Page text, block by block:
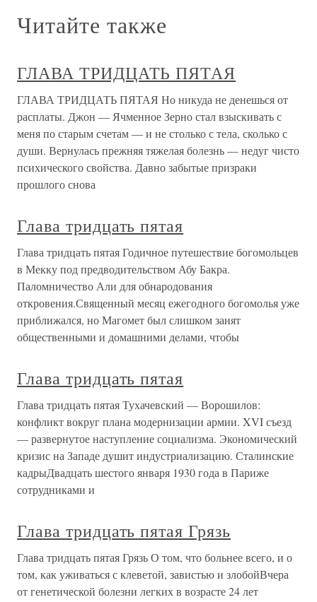
Читайте также
ГЛАВА ТРИДЦАТЬ ПЯТАЯ
ГЛАВА ТРИДЦАТЬ ПЯТАЯ Но никуда не денешься от
расплаты. Джон — Ячменное Зерно стал взыскивать с
меня по старым счетам — и не столько с тела, сколько с
души. Вернулась прежняя тяжелая болезнь — недуг чисто
психического свойства. Давно забытые призраки
прошлого снова
Глава тридцать пятая
Глава тридцать пятая Годичное путешествие богомольцев
в Мекку под предводительством Абу Бакра.
Паломничество Али для обнародования
откровения.Священный месяц ежегодного богомолья уже
приближался, но Магомет был слишком занят
общественными и домашними делами, чтобы
Глава тридцать пятая
Глава тридцать пятая Тухачевский — Ворошилов:
конфликт вокруг плана модернизации армии. XVI съезд
— развернутое наступление социализма. Экономический
кризис на Западе душит индустриализацию. Сталинские
кадрыДвадцать шестого января 1930 года в Париже
сотрудниками и
Глава тридцать пятая Грязь
Глава тридцать пятая Грязь О том, что больнее всего, и о
том, как уживаться с клеветой, завистью и злобойВчера
от генетической болезни легких в возрасте 24 лет